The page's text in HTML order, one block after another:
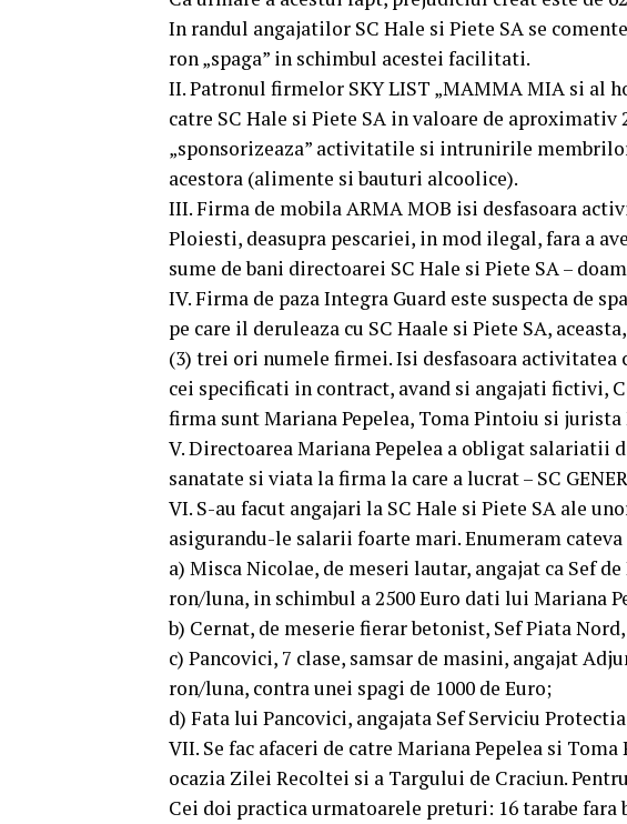
In randul angajatilor SC Hale si Piete SA se
ron „spaga” in schimbul acestei facilitati.
II. Patronul firmelor SKY LIST „MAMMA MIA si al
catre SC Hale si Piete SA in valoare de aproximativ
„sponsorizeaza” activitatile si intrunirile
acestora (alimente si bauturi alcoolice).
III. Firma de mobila ARMA MOB isi desfasoara
Ploiesti, deasupra pescariei, in mod ilegal, fara a
sume de bani directoarei SC Hale si Piete SA –
IV. Firma de paza Integra Guard este suspecta de
pe care il deruleaza cu SC Haale si Piete SA,
(3) trei ori numele firmei. Isi desfasoara activitatea
cei specificati in contract, avand si angajati fictivi,
firma sunt Mariana Pepelea, Toma Pintoiu si jurista
V. Directoarea Mariana Pepelea a obligat salariatii
sanatate si viata la firma la care a lucrat – SC
VI. S-au facut angajari la SC Hale si Piete SA ale
asigurandu-le salarii foarte mari. Enumeram cateva
a) Misca Nicolae, de meseri lautar, angajat ca Sef
ron/luna, in schimbul a 2500 Euro dati lui Mariana
b) Cernat, de meserie fierar betonist, Sef Piata
c) Pancovici, 7 clase, samsar de masini, angajat
ron/luna, contra unei spagi de 1000 de Euro;
d) Fata lui Pancovici, angajata Sef Serviciu
VII. Se fac afaceri de catre Mariana Pepelea si
ocazia Zilei Recoltei si a Targului de Craciun.
Cei doi practica urmatoarele preturi: 16 tarabe fara